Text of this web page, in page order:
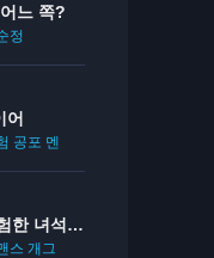
느 쪽?
정
어
공포 멘붕
내 마음의 위험한 녀석 2기
스 개그